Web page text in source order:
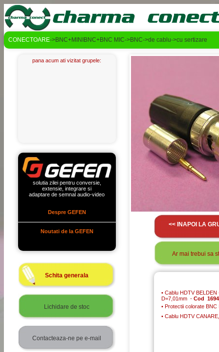
CONECTOARE->BNC+MINIBNC+BNC MIC->BNC->de cablu->cu sertizare
pana acum ati vizitat grupele:
solutia zilei pentru conversie,
extensie, integrare si
adaptare de semnal audio-video
Despre GEFEN
Noutati de la GEFEN
Schita generala
Lichidare de stoc
Contacteaza-ne pe e-mail
<< INAPOI LA
Ar mai trebui sa
• Cablu HDTV
D=7,01mm - Cod
• Protectii colorate
• Cablu HDTV